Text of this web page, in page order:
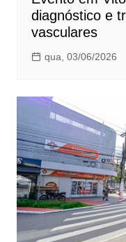
diagnóstico e
vasculares
qua, 03/06/2026